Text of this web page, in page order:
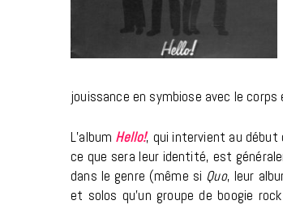
jouissance en symbiose avec le
L’album Hello!, qui intervient au début
ce que sera leur identité, est
dans le genre (même si Quo, leur
et solos qu’un groupe de boogie